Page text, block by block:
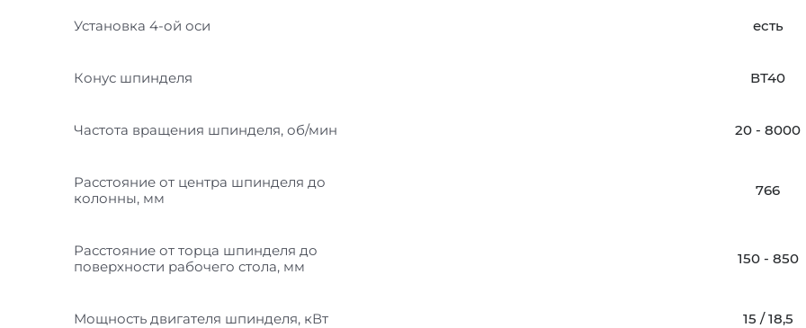
Установка 4-ой оси есть
Конус шпинделя ВТ40
Частота вращения шпинделя, об/мин 20 - 8000
Расстояние от центра шпинделя до
колонны, мм
766
Расстояние от торца шпинделя до
поверхности рабочего стола, мм
150 - 850
Мощность двигателя шпинделя, кВт 15 / 18,5